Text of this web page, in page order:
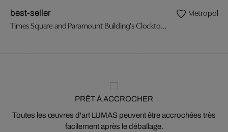
best-seller
Times Square and Paramount Building's Clocktower
PRÊT À ACCROCHER
Toutes les œuvres d'art LUMAS peuvent être accrochées très
facilement après le déballage.